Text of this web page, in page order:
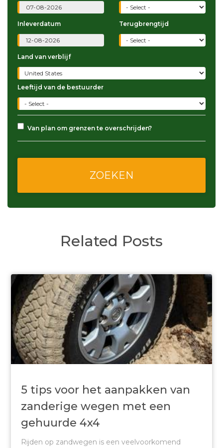
Inleverdatum Terugbrengtijd
Land van verblijf
Leeftijd van de bestuurder
Van plan om grenzen te overschrijden?
Related Posts
5 tips voor het aanpakken van
zanderige wegen met een
gehuurde 4x4
Rijden op zandwegen is een veelvoorkomend